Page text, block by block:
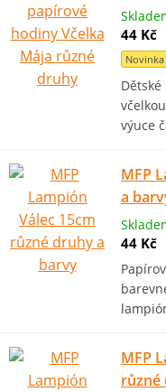
44 Kč
Novinka
výuce
MFP
a
44 Kč
MFP
různé